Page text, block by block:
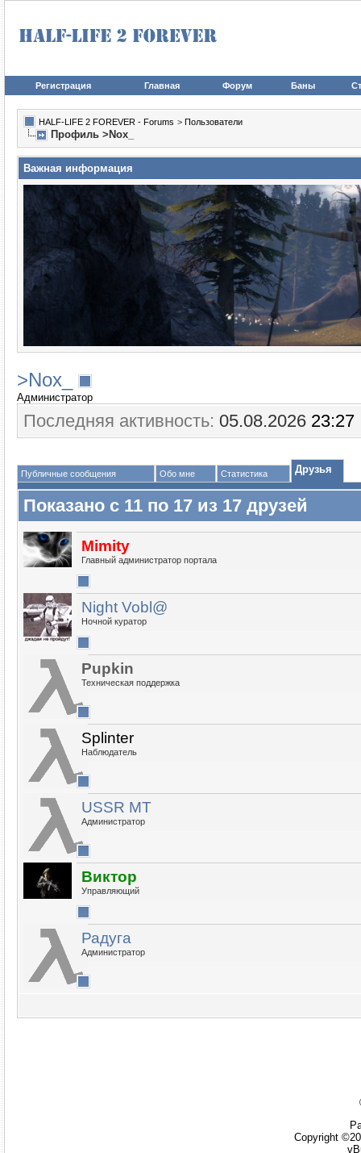
Регистрация Главная Форум Баны
HALF-LIFE 2 FOREVER - Forums > Пользователи
Профиль >Nox_
Важная информация
>Nox_
Администратор
Последняя активность: 05.08.2026 23:27
Публичные сообщения Обо мне Статистика Друзья
Показано с 11 по 17 из 17 друзей
Mimity
Главный администратор портала
Night Vobl@
Ночной куратор
Puрkin
Техническая поддержка
Splinter
Наблюдатель
USSR MT
Администратор
Виктор
Управляющий
Радуга
Администратор
Copyright